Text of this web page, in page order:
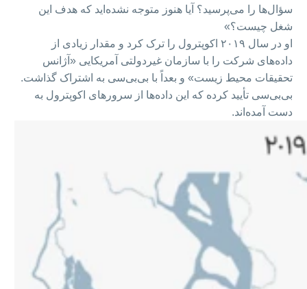
سؤال‌ها را می‌پرسید؟ آیا هنوز متوجه نشده‌اید که هدف این
شغل چیست؟»
او در سال ۲۰۱۹ اکوپترول را ترک کرد و مقدار زیادی از
داده‌های شرکت را با سازمان غیردولتی آمریکایی «آژانس
تحقیقات محیط‌ زیست» و بعداً با بی‌بی‌سی به اشتراک گذاشت.
بی‌بی‌سی تأیید کرده که این داده‌ها از سرورهای اکوپترول به
دست آمده‌اند.